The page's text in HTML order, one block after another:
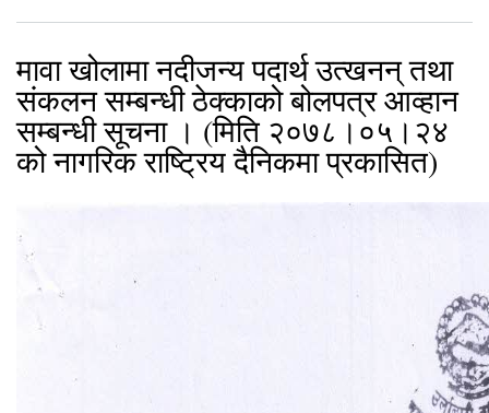
मावा खोलामा नदीजन्य पदार्थ उत्खनन् तथा
संकलन सम्बन्धी ठेक्काको बोलपत्र आव्हान
सम्बन्धी सूचना । (मिति २०७८।०५।२४
को नागरिक राष्ट्रिय दैनिकमा प्रकासित)